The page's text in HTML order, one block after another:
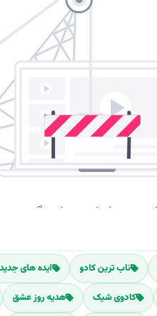
ناب ترین کادو ایده های جدید
کادوی شیک هدیه روز عشق